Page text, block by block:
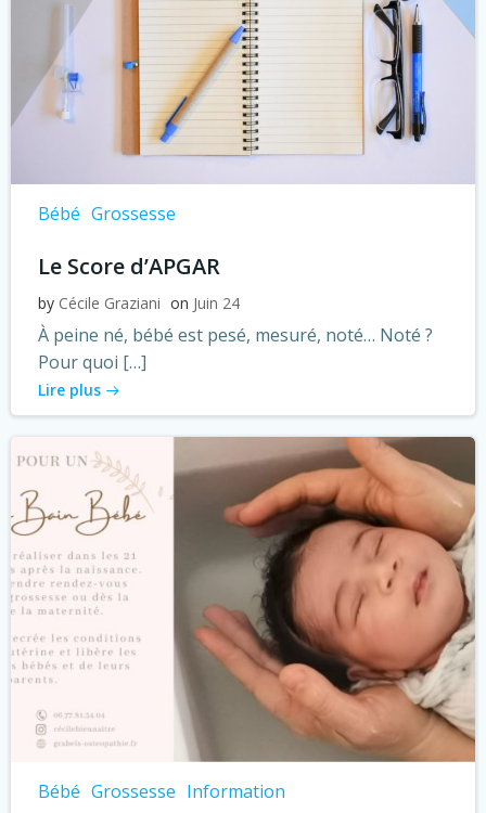
Bébé Grossesse
Le Score d’APGAR
by Cécile Graziani on Juin 24
À peine né, bébé est pesé, mesuré, noté… Noté ?
Pour quoi […]
Lire plus
Bébé Grossesse Information